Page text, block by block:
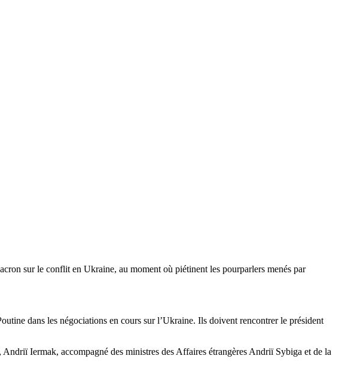
sur le conflit en Ukraine, au moment où piétinent les pourparlers menés par
dans les négociations en cours sur l’Ukraine. Ils doivent rencontrer le président
Iermak, accompagné des ministres des Affaires étrangères Andriï Sybiga et de la